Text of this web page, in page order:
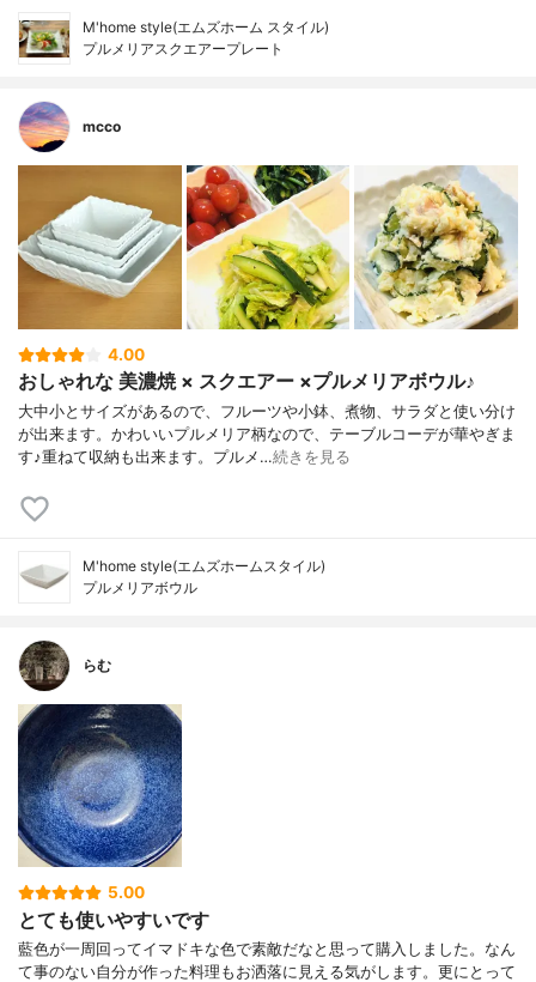
M'home style(エムズホーム スタイル)
プルメリアスクエアープレート
mcco
4.00
おしゃれな 美濃焼 × スクエアー ×プルメリアボウル♪
大中小とサイズがあるので、フルーツや小鉢、煮物、サラダと使い分け
が出来ます。かわいいプルメリア柄なので、テーブルコーデが華やぎま
す♪重ねて収納も出来ます。プルメ…続きを見る
M'home style(エムズホームスタイル)
プルメリアボウル
らむ
5.00
とても使いやすいです
藍色が一周回ってイマドキな色で素敵だなと思って購入しました。なん
て事のない自分が作った料理もお洒落に見える気がします。更にとって